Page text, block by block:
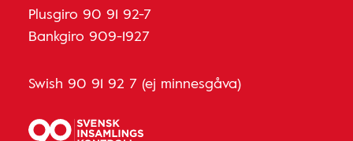
Plusgiro 90 91 92-7
Bankgiro 909-1927
Swish 90 91 92 7 (ej minnesgåva)